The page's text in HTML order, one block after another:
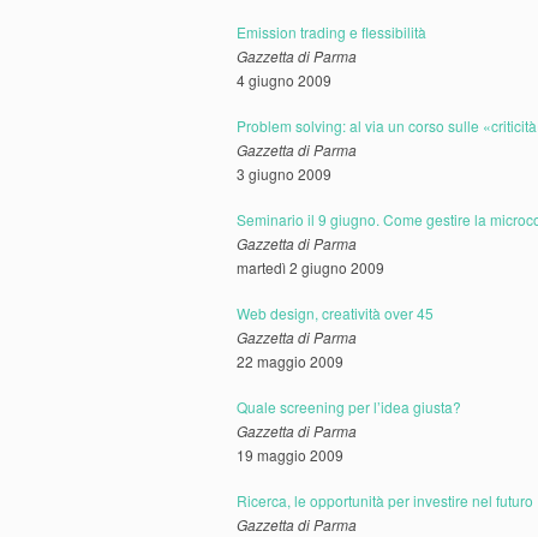
Emission trading e flessibilità
Gazzetta di Parma
4 giugno 2009
Problem solving: al via un corso sulle
Gazzetta di Parma
3 giugno 2009
Seminario il 9 giugno. Come gestire la
Gazzetta di Parma
martedì 2 giugno 2009
Web design, creatività over 45
Gazzetta di Parma
22 maggio 2009
Quale screening per l’idea giusta?
Gazzetta di Parma
19 maggio 2009
Ricerca, le opportunità per investire nel futuro
Gazzetta di Parma